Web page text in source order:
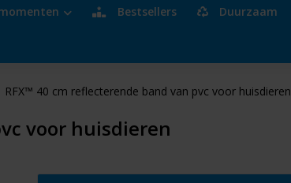
Bestsellers Duurzaam
RFX™ 40 cm reflecterende band van pvc voor huisdieren
voor huisdieren